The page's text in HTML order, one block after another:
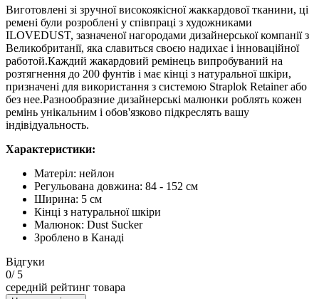
Виготовлені зі зручної високоякісної жаккардової тканини, ці
ремені були розроблені у співпраці з художниками
ILOVEDUST, зазначеної нагородами дизайнерської компанії з
Великобританії, яка славиться своєю надихає і інноваційної
работой.Каждий жакардовий ремінець випробуваний на
розтягнення до 200 фунтів і має кінці з натуральної шкіри,
призначені для використання з системою Straplok Retainer або
без нее.Разнообразние дизайнерські малюнки роблять кожен
ремінь унікальним і обов'язково підкреслять вашу
індівідуальность.
Характеристики:
Матеріл: нейлон
Регульована довжина: 84 - 152 см
Ширина: 5 см
Кінці з натуральної шкіри
Малюнок: Dust Sucker
Зроблено в Канаді
Відгуки
0/ 5
середній рейтинг товара